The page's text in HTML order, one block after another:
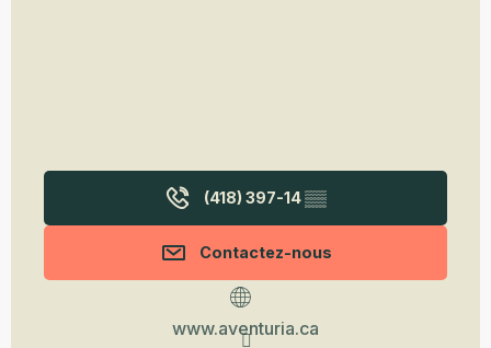
(418) 397-14▒▒
Contactez-nous
www.aventuria.ca